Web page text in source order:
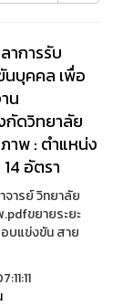
าการรับ
บุคคล เพื่อ
น
กัดวิทยาลัย
าพ : ตำแหน่ง
อัตรา
ารย์ วิทยาลัย
ขยายระยะ
บแข่งขัน สาย